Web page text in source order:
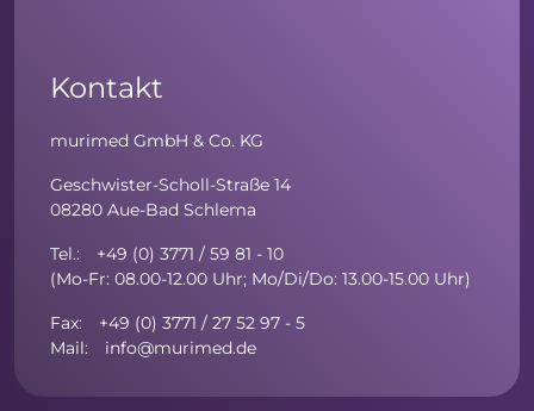
Kontakt
murimed GmbH & Co. KG
Geschwister-Scholl-Straße 14
08280 Aue-Bad Schlema
Tel.: +49 (0) 3771 / 59 81 - 10
(Mo-Fr: 08.00-12.00 Uhr; Mo/Di/Do: 13.00-15.00 Uhr)
Fax: +49 (0) 3771 / 27 52 97 - 5
Mail: info@murimed.de